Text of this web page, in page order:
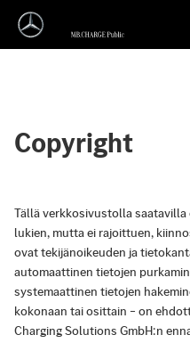
Copyright
Tällä verkkosivustolla
lukien, mutta ei rajoittuen,
ovat tekijänoikeuden ja
automaattinen tietojen
systemaattinen tietojen
kokonaan tai osittain – on
Charging Solutions GmbH:n